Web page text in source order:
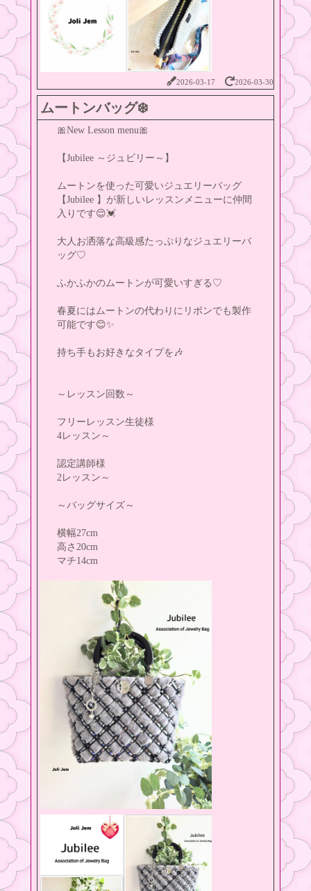
2026-03-17 2026-03-30
ムートンバッグ❄️
🎀New Lesson menu🎀
【Jubilee ～ジュビリー～】
ムートンを使った可愛いジュエリーバッグ
【Jubilee 】が新しいレッスンメニューに仲間
入りです😌💓
大人お洒落な高級感たっぷりなジュエリーバ
ッグ♡
ふかふかのムートンが可愛いすぎる♡
春夏にはムートンの代わりにリボンでも製作
可能です😊✨
持ち手もお好きなタイプを🎶
～レッスン回数～
フリーレッスン生徒様
4レッスン～
認定講師様
2レッスン～
～バッグサイズ～
横幅27cm
高さ20cm
マチ14cm